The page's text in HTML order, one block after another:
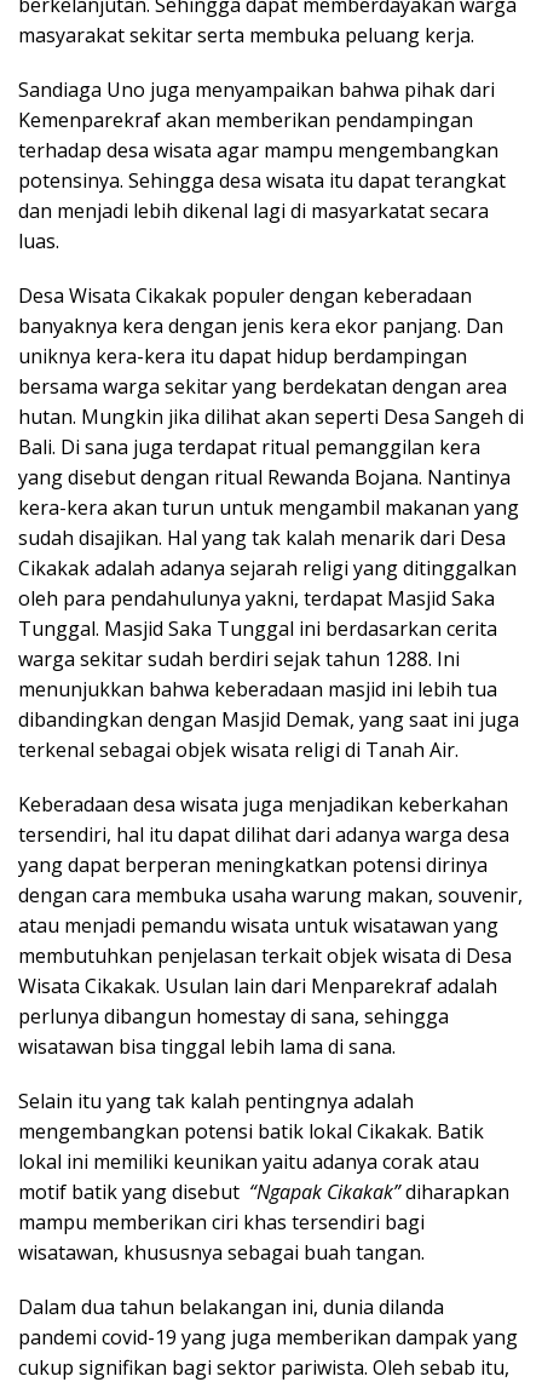
masyarakat sekitar serta membuka peluang kerja.
Sandiaga Uno juga menyampaikan bahwa pihak dari
Kemenparekraf akan memberikan pendampingan
terhadap desa wisata agar mampu mengembangkan
potensinya. Sehingga desa wisata itu dapat terangkat
dan menjadi lebih dikenal lagi di masyarkatat secara
luas.
Desa Wisata Cikakak populer dengan keberadaan
banyaknya kera dengan jenis kera ekor panjang. Dan
uniknya kera-kera itu dapat hidup berdampingan
bersama warga sekitar yang berdekatan dengan area
hutan. Mungkin jika dilihat akan seperti Desa Sangeh di
Bali. Di sana juga terdapat ritual pemanggilan kera
yang disebut dengan ritual Rewanda Bojana. Nantinya
kera-kera akan turun untuk mengambil makanan yang
sudah disajikan. Hal yang tak kalah menarik dari Desa
Cikakak adalah adanya sejarah religi yang ditinggalkan
oleh para pendahulunya yakni, terdapat Masjid Saka
Tunggal. Masjid Saka Tunggal ini berdasarkan cerita
warga sekitar sudah berdiri sejak tahun 1288. Ini
menunjukkan bahwa keberadaan masjid ini lebih tua
dibandingkan dengan Masjid Demak, yang saat ini juga
terkenal sebagai objek wisata religi di Tanah Air.
Keberadaan desa wisata juga menjadikan keberkahan
tersendiri, hal itu dapat dilihat dari adanya warga desa
yang dapat berperan meningkatkan potensi dirinya
dengan cara membuka usaha warung makan, souvenir,
atau menjadi pemandu wisata untuk wisatawan yang
membutuhkan penjelasan terkait objek wisata di Desa
Wisata Cikakak. Usulan lain dari Menparekraf adalah
perlunya dibangun homestay di sana, sehingga
wisatawan bisa tinggal lebih lama di sana.
Selain itu yang tak kalah pentingnya adalah
mengembangkan potensi batik lokal Cikakak. Batik
lokal ini memiliki keunikan yaitu adanya corak atau
motif batik yang disebut “Ngapak Cikakak”diharapkan
mampu memberikan ciri khas tersendiri bagi
wisatawan, khususnya sebagai buah tangan.
Dalam dua tahun belakangan ini, dunia dilanda
pandemi covid-19 yang juga memberikan dampak yang
cukup signifikan bagi sektor pariwista. Oleh sebab itu,